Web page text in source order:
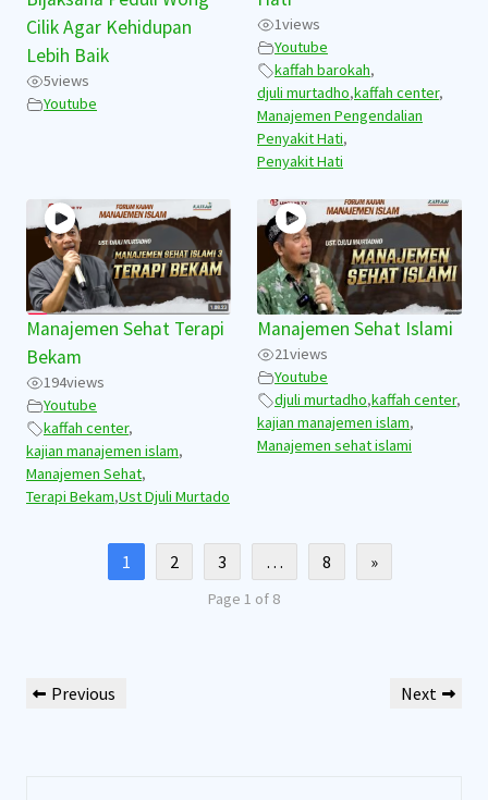
Cilik Agar Kehidupan
Lebih Baik
5views
Youtube
1views
Youtube
kaffah barokah,
djuli murtadho,kaffah center,
Manajemen Pengendalian
Penyakit Hati,
Penyakit Hati
Manajemen Sehat Terapi
Bekam
194views
Youtube
kaffah center,
kajian manajemen islam,
Manajemen Sehat,
Terapi Bekam,Ust Djuli Murtado
Manajemen Sehat Islami
21views
Youtube
djuli murtadho,kaffah center,
kajian manajemen islam,
Manajemen sehat islami
1 2 3 … 8 »
Page 1 of 8
navigation
Previous
Previous
Next
Next